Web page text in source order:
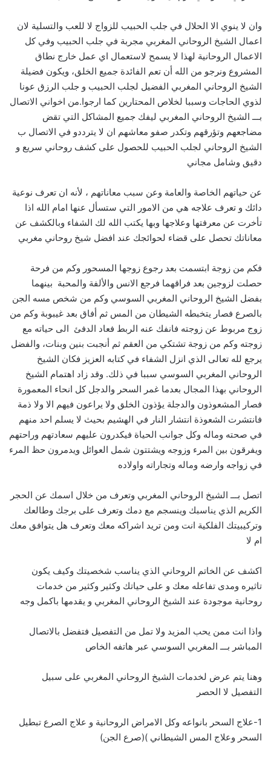
وان لا ينوي الا الحلال في جلب الحبيب للزواج لا للعب والتسلية لان
اعمال الشيخ الروحاني المغربي مجربة في جلب الحبيب وفي كل
الاعمال الروحانية لهذا لا يسمح لاستعمال اي عمل خارج نطاق
المشروع ونرجو من الله أن تعم الفائدة جميع الخلق، ويكون فضيلة
الشيخ الروحاني المغربي الفضيل لجلب الحبيب و جلب الرزق عونا
لذوي الحاجات وسببا لخلاص المحتارين كما ارجوا.من اخواني الاتصال
بـــ الشيخ الروحاني المغربي ليفك جميع المشاكل التي تقض
مضاجعهم وتؤرقهم وتكدر صفو معاشهم ان لا يترددو في الاتصال ب
الشيخ الروحاني لجلب الحبيب للحصول على كشف روحاني سريع و
دقيق وشامل مجاني
عن حياتهم الخاصة والعامة وعن سبب معاناتهم ، لأنه ان تعرف نوعية
دائك و تعرف علاجه هي من الامور التي ستسأل عنها امام الله اذا
تأخرت عن معرفتها وعلاجها وبها يكتب الله لك الشفاء وبالكشف عن
معاناتك تحصل على قضاء لحوائجك عند افضل شيخ روحاني مغربي
فكم من زوجة ابتسمت بعد رجوع زوجها المسحور وكم من فرحة
حصلت لزوجين بعد فراقهما فرجع الانس والألفة والمحبة بينهما
بفضل الشيخ الروحاني المغربي السوسي وكم من شخص مسه الجن
بالصرع فصار يتخبطه الشيطان من المس ثم أفاق بعد غيبوبة وكم من
زوج مربوط عن زوجته فانفك عنه الربط فعاد الدفئ الى حياته مع
زوجته وكم من زوجة تشتكي من العقم ثم أنجبت بنين وبنات، والفضل
يرجع لله تعالى الذي انزل الشفاء في كتابه العزيز فكان الشيخ
الروحاني المغربي السوسي سببا في ذلك. وقد زاد اهتمام الشيخ
الروحاني بهذا المجال بعدما غمر السحر والدجل كل انحاء المعمورة
فصار المشعوذون والدجلة يؤذون الخلق ولا يراعون فيهم الا ولا ذمة
فانتشرت الشعوذة انتشار النار في الهشيم بحيث لا يسلم احد منهم
في صحته وماله وكل جوانب الحياة فيكدرون عليهم سعادتهم وراحتهم
ويفرقون بين المرء وزوجه ويشتتون شمل العوائل ويدمرون حظ المرء
في زواجه وارضه وماله وتجاراته واولاده
اتصل بـــ الشيخ الروحاني المغربي وتعرف من خلال اسمك عن الحجر
الكريم الذي يناسبك وينسجم مع دمك وتعرف على برجك وطالعك
وتركيبيتك الفلكية انت ومن تريد اشراكه معك وتعرف هل يتوافق معك
ام لا
اكشف عن الخاتم الروحاني الذي يناسب شخصيتك وكيف يكون
تاثيره ومدى تفاعله معك و على حياتك وكثير وكثير من خدمات
روحانية موجودة عند الشيخ الروحاني المغربي و يقدمها باكمل وجه
واذا انت ممن يحب المزيد ولا تمل من التفصيل فتفضل بالاتصال
المباشر بـــ المغربي السوسي عبر هاتفه الخاص
وهنا يتم عرض لخدمات الشيخ الروحاني المغربي على سبيل
التفصيل لا الحصر
1-علاج السحر بانواعه وكل الامراض الروحانية و علاج الصرع تبطيل
السحر وعلاج المس الشيطاني )(صرع الجن)